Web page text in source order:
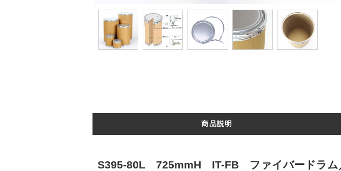
商品説明
S395-80L 725mmH IT-FB ファイバードラム